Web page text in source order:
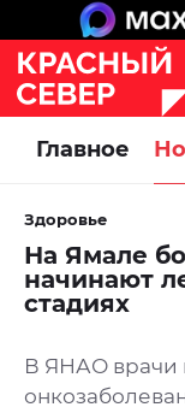
Главное
Здоровье
На Ямале
начинают
стадиях
В ЯНАО врачи